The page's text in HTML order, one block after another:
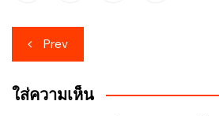
เมนู
นำทาง
เรื่อง
Prev
ใส่ความเห็น